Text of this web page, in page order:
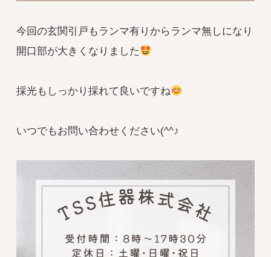
今回の玄関引戸もランマ有りからランマ無しになり
開口部が大きくなりました
採光もしっかり採れて良いですね
いつでもお問い合わせください(^^♪